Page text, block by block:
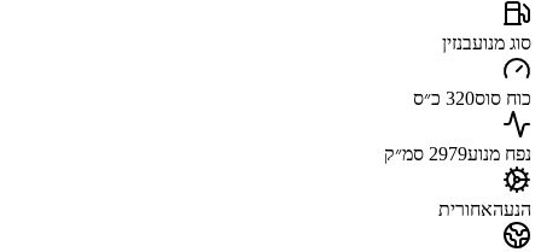
סוג מנועבנזין
כוח סוס320 כ״ס
נפח מנוע2979 סמ״ק
הנעהאחורית